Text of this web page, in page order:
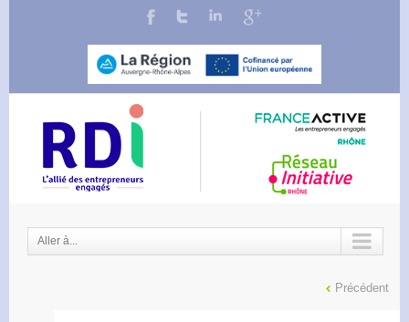
Aller à...
Précédent